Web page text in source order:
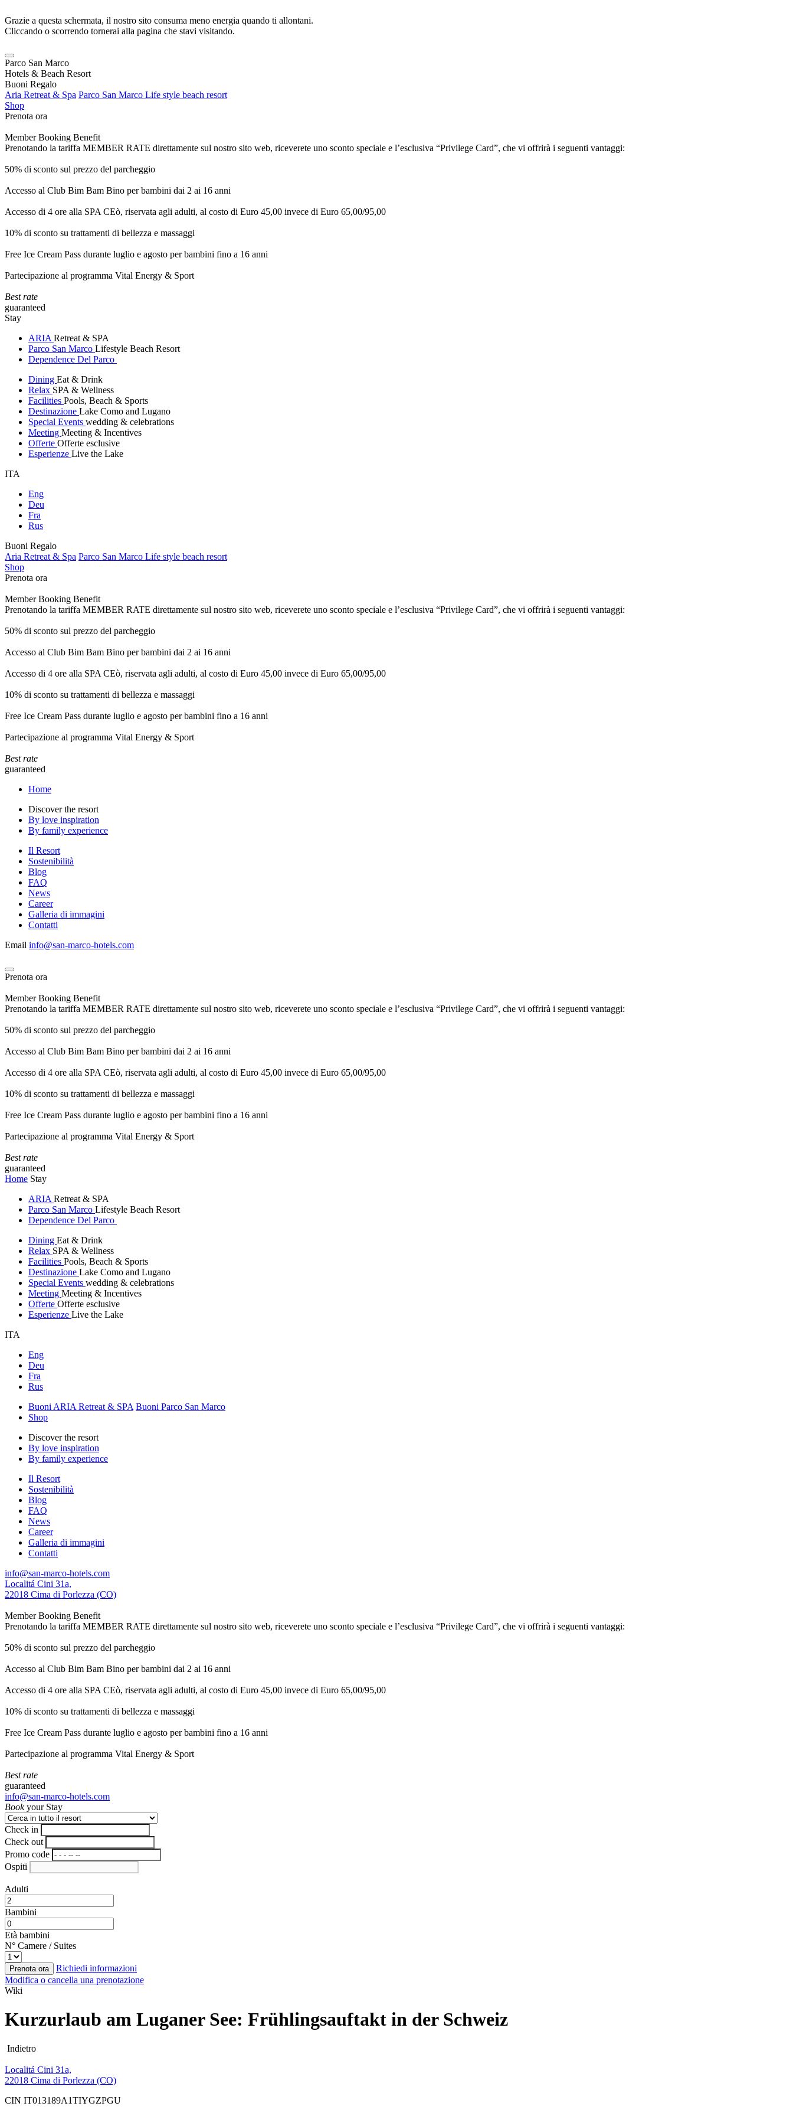
Grazie a questa schermata, il nostro sito consuma meno energia quando ti allontani.
Cliccando o scorrendo tornerai alla pagina che stavi visitando.
Parco San Marco
Hotels & Beach Resort
Buoni Regalo
Aria Retreat & Spa Parco San Marco Life style beach resort
Shop
Prenota ora
Member Booking Benefit
Prenotando la tariffa MEMBER RATE direttamente sul nostro sito web, riceverete uno sconto speciale e l’esclusiva “Privilege Card”, che vi offrirà i seguenti vantaggi:
50% di sconto sul prezzo del parcheggio
Accesso al Club Bim Bam Bino per bambini dai 2 ai 16 anni
Accesso di 4 ore alla SPA CEò, riservata agli adulti, al costo di Euro 45,00 invece di Euro 65,00/95,00
10% di sconto su trattamenti di bellezza e massaggi
Free Ice Cream Pass durante luglio e agosto per bambini fino a 16 anni
Partecipazione al programma Vital Energy & Sport
Best rate
guaranteed
Stay
ARIA Retreat & SPA
Parco San Marco Lifestyle Beach Resort
Dependence Del Parco
Dining Eat & Drink
Relax SPA & Wellness
Facilities Pools, Beach & Sports
Destinazione Lake Como and Lugano
Special Events wedding & celebrations
Meeting Meeting & Incentives
Offerte Offerte esclusive
Esperienze Live the Lake
ITA
Eng
Deu
Fra
Rus
Buoni Regalo
Aria Retreat & Spa Parco San Marco Life style beach resort
Shop
Prenota ora
Member Booking Benefit
Prenotando la tariffa MEMBER RATE direttamente sul nostro sito web, riceverete uno sconto speciale e l’esclusiva “Privilege Card”, che vi offrirà i seguenti vantaggi:
50% di sconto sul prezzo del parcheggio
Accesso al Club Bim Bam Bino per bambini dai 2 ai 16 anni
Accesso di 4 ore alla SPA CEò, riservata agli adulti, al costo di Euro 45,00 invece di Euro 65,00/95,00
10% di sconto su trattamenti di bellezza e massaggi
Free Ice Cream Pass durante luglio e agosto per bambini fino a 16 anni
Partecipazione al programma Vital Energy & Sport
Best rate
guaranteed
Home
Discover the resort
By love inspiration
By family experience
Il Resort
Sostenibilità
Blog
FAQ
News
Career
Galleria di immagini
Contatti
Email info@san-marco-hotels.com
Prenota ora
Member Booking Benefit
Prenotando la tariffa MEMBER RATE direttamente sul nostro sito web, riceverete uno sconto speciale e l’esclusiva “Privilege Card”, che vi offrirà i seguenti vantaggi:
50% di sconto sul prezzo del parcheggio
Accesso al Club Bim Bam Bino per bambini dai 2 ai 16 anni
Accesso di 4 ore alla SPA CEò, riservata agli adulti, al costo di Euro 45,00 invece di Euro 65,00/95,00
10% di sconto su trattamenti di bellezza e massaggi
Free Ice Cream Pass durante luglio e agosto per bambini fino a 16 anni
Partecipazione al programma Vital Energy & Sport
Best rate
guaranteed
Home Stay
ARIA Retreat & SPA
Parco San Marco Lifestyle Beach Resort
Dependence Del Parco
Dining Eat & Drink
Relax SPA & Wellness
Facilities Pools, Beach & Sports
Destinazione Lake Como and Lugano
Special Events wedding & celebrations
Meeting Meeting & Incentives
Offerte Offerte esclusive
Esperienze Live the Lake
ITA
Eng
Deu
Fra
Rus
Buoni ARIA Retreat & SPA Buoni Parco San Marco
Shop
Discover the resort
By love inspiration
By family experience
Il Resort
Sostenibilità
Blog
FAQ
News
Career
Galleria di immagini
Contatti
info@san-marco-hotels.com
Localitá Cini 31a,
22018 Cima di Porlezza (CO)
Member Booking Benefit
Prenotando la tariffa MEMBER RATE direttamente sul nostro sito web, riceverete uno sconto speciale e l’esclusiva “Privilege Card”, che vi offrirà i seguenti vantaggi:
50% di sconto sul prezzo del parcheggio
Accesso al Club Bim Bam Bino per bambini dai 2 ai 16 anni
Accesso di 4 ore alla SPA CEò, riservata agli adulti, al costo di Euro 45,00 invece di Euro 65,00/95,00
10% di sconto su trattamenti di bellezza e massaggi
Free Ice Cream Pass durante luglio e agosto per bambini fino a 16 anni
Partecipazione al programma Vital Energy & Sport
Best rate
guaranteed
info@san-marco-hotels.com
Bookyour Stay
Check in
Check out
Promo code
Ospiti
Adulti
Bambini
Età bambini
N° Camere / Suites
Prenota ora
Richiedi informazioni
Modifica o cancella una prenotazione
Wiki
Kurzurlaub am Luganer See: Frühlingsauftakt in der Schweiz
Indietro
Localitá Cini 31a,
22018 Cima di Porlezza (CO)
CIN IT013189A1TIYGZPGU